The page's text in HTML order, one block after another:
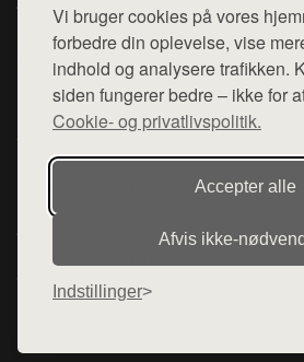
Vi bruger cookies på vores
forbedre din oplevelse, vise
indhold og analysere trafikken.
siden fungerer bedre – ikke for
Cookie- og privatlivspolitik.
Accepter alle
Afvis
Indstillinger
Top Rabatter
Blog
Kontakt
Denne side er en del af want.dk, der
hjemmesider med præsentation af
diverse webshops. Der sælges ikke
varerne på lager.